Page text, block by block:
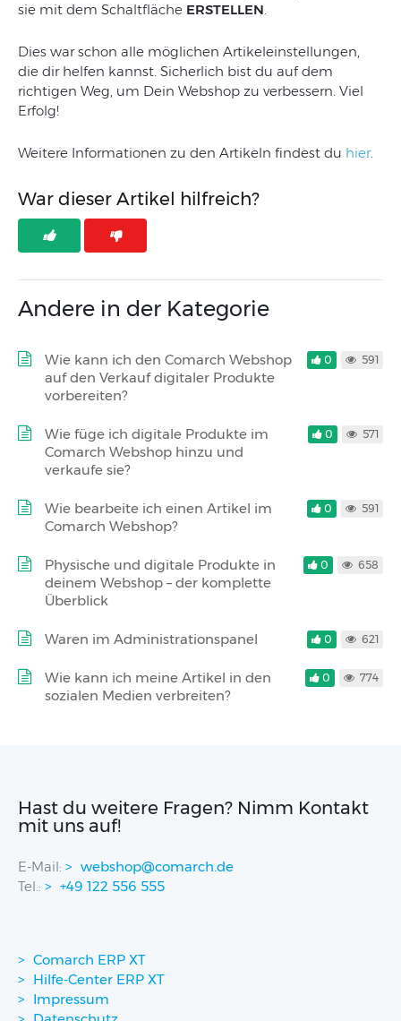
sie mit dem Schaltfläche ERSTELLEN.
Dies war schon alle möglichen Artikeleinstellungen,
die dir helfen kannst. Sicherlich bist du auf dem
richtigen Weg, um Dein Webshop zu verbessern. Viel
Erfolg!
Weitere Informationen zu den Artikeln findest du hier.
War dieser Artikel hilfreich?
Andere in der Kategorie
Wie kann ich den Comarch Webshop
auf den Verkauf digitaler Produkte
vorbereiten?
0 591
Wie füge ich digitale Produkte im
Comarch Webshop hinzu und
verkaufe sie?
0 571
Wie bearbeite ich einen Artikel im
Comarch Webshop?
0 591
Physische und digitale Produkte in
deinem Webshop – der komplette
Überblick
0 658
Waren im Administrationspanel 0 621
Wie kann ich meine Artikel in den
sozialen Medien verbreiten?
0 774
Hast du weitere Fragen? Nimm Kontakt
mit uns auf!
E-Mail:
webshop@comarch.de
Tel.:
+49 122 556 555
Comarch ERP XT
Hilfe-Center ERP XT
Impressum